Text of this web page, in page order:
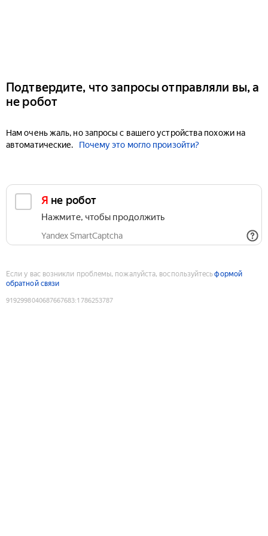
Подтвердите, что запросы отправляли вы, а
не робот
Нам очень жаль, но запросы с вашего устройства похожи на
автоматические.
Почему это могло произойти?
Я не робот
Нажмите, чтобы продолжить
Yandex SmartCaptcha
Если у вас возникли проблемы, пожалуйста, воспользуйтесьформой
обратной связи
9192998040687667683:1786253787